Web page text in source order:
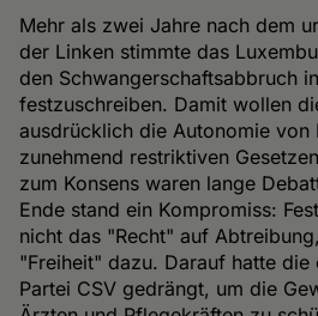
Mehr als zwei Jahre nach dem
der Linken stimmte das
den Schwangerschaftsabbruch
festzuschreiben. Damit wollen
ausdrücklich die Autonomie von
zunehmend restriktiven
zum Konsens waren lange
Ende stand ein Kompromiss:
nicht das "Recht" auf
"Freiheit" dazu. Darauf hatte
Partei CSV gedrängt, um die